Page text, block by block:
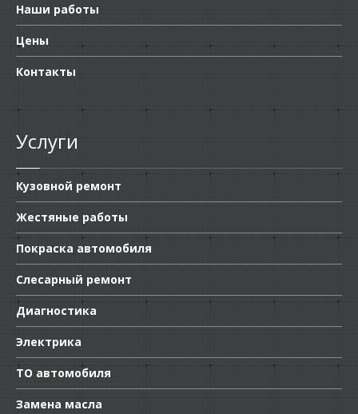
Наши работы
Цены
Контакты
Услуги
Кузовной ремонт
Жестяные работы
Покраска автомобиля
Слесарный ремонт
Диагностика
Электрика
ТО автомобиля
Замена масла